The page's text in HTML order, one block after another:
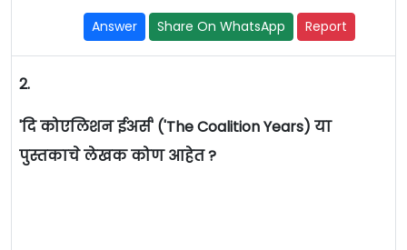
Answer Share On WhatsApp Report
2.
'दि कोएलिशन ईअर्स' ('The Coalition Years) या
पुस्तकाचे लेखक कोण आहेत ?